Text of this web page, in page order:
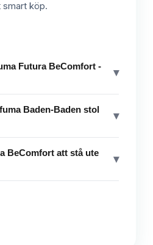
köp.
Futura BeComfort -
▾
Baden-Baden stol
▾
BeComfort att stå ute
▾